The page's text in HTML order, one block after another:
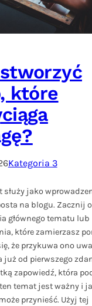
które
Kategoria 3
służy jako
na blogu. Zacznij
głównego tematu lub
które zamierzasz
że przykuwa ono
już od pierwszego
zapowiedź, która
temat jest ważny i
przynieść. Użyj tej